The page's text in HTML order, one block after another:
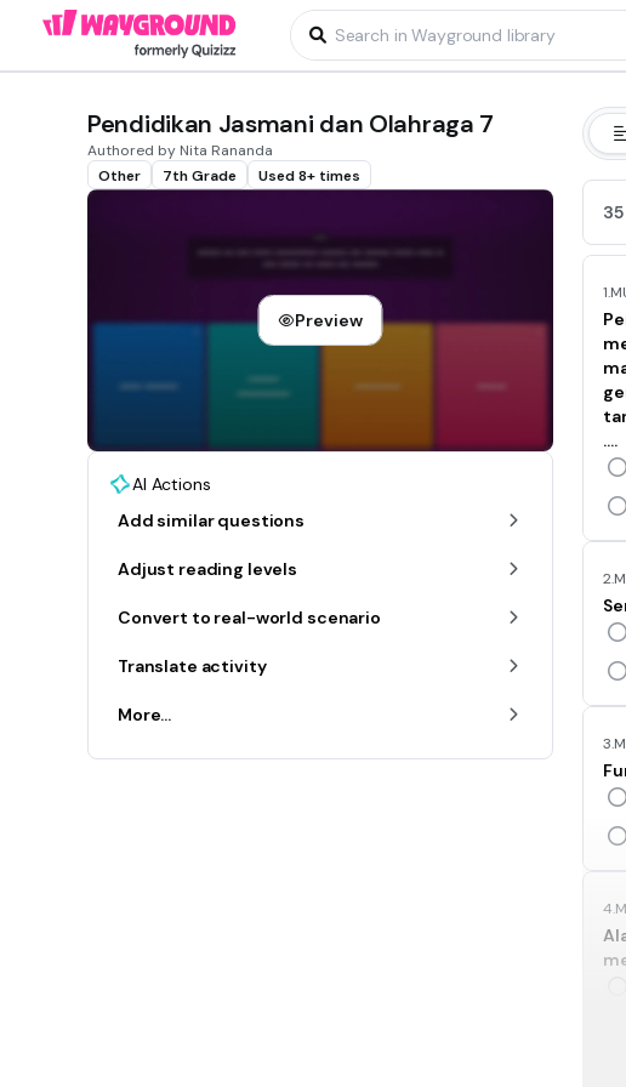
Pendidikan Jasmani dan Olahraga 7
Authored by Nita Rananda
Other
7th Grade Used 8+ times
Preview
AI Actions
Add similar questions
Adjust reading levels
Convert to real-world scenario
Translate activity
More...
1.
....
2.
3.
4.